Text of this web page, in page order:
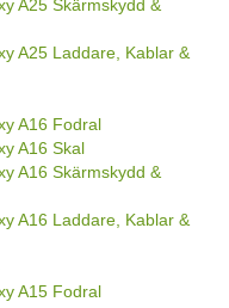
A25 Skärmskydd &
A25 Laddare, Kablar &
A16 Fodral
A16 Skal
A16 Skärmskydd &
A16 Laddare, Kablar &
A15 Fodral